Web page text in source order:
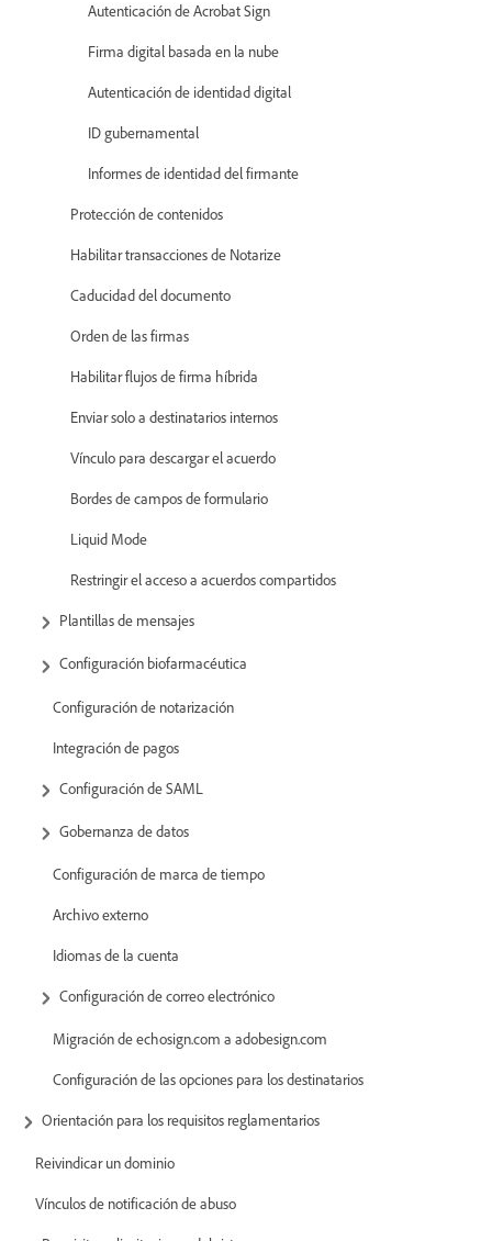
Autenticación de Acrobat Sign
Firma digital basada en la nube
Autenticación de identidad digital
ID gubernamental
Informes de identidad del firmante
Protección de contenidos
Habilitar transacciones de Notarize
Caducidad del documento
Orden de las firmas
Habilitar flujos de firma híbrida
Enviar solo a destinatarios internos
Vínculo para descargar el acuerdo
Bordes de campos de formulario
Liquid Mode
Restringir el acceso a acuerdos compartidos
Plantillas de mensajes
Configuración biofarmacéutica
Configuración de notarización
Integración de pagos
Configuración de SAML
Gobernanza de datos
Configuración de marca de tiempo
Archivo externo
Idiomas de la cuenta
Configuración de correo electrónico
Migración de echosign.com a adobesign.com
Configuración de las opciones para los destinatarios
Orientación para los requisitos reglamentarios
Reivindicar un dominio
Vínculos de notificación de abuso